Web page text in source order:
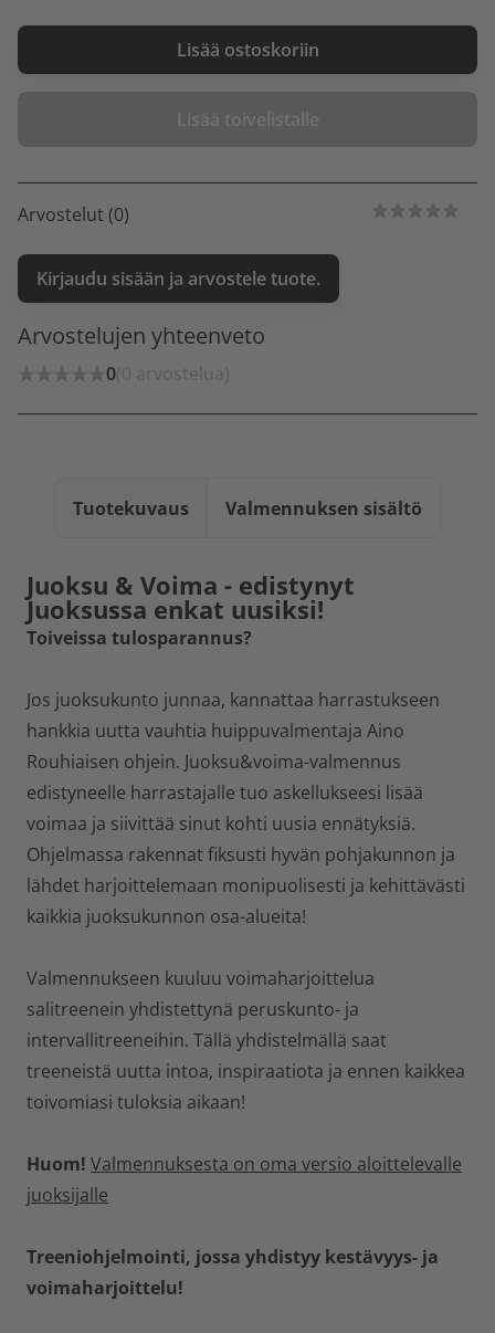
Lisää ostoskoriin
Lisää toivelistalle
Arvostelut (0)
Kirjaudu sisään ja arvostele tuote.
Arvostelujen yhteenveto
0(0 arvostelua)
Tuotekuvaus Valmennuksen sisältö
Juoksu & Voima - edistynyt
Juoksussa enkat uusiksi!
Toiveissa tulosparannus?
Jos juoksukunto junnaa, kannattaa harrastukseen
hankkia uutta vauhtia huippuvalmentaja Aino
Rouhiaisen ohjein. Juoksu&voima-valmennus
edistyneelle harrastajalle tuo askellukseesi lisää
voimaa ja siivittää sinut kohti uusia ennätyksiä.
Ohjelmassa rakennat fiksusti hyvän pohjakunnon ja
lähdet harjoittelemaan monipuolisesti ja kehittävästi
kaikkia juoksukunnon osa-alueita!
Valmennukseen kuuluu voimaharjoittelua
salitreenein yhdistettynä peruskunto- ja
intervallitreeneihin. Tällä yhdistelmällä saat
treeneistä uutta intoa, inspiraatiota ja ennen kaikkea
toivomiasi tuloksia aikaan!
Huom! Valmennuksesta on oma versio aloittelevalle
juoksijalle
Treeniohjelmointi, jossa yhdistyy kestävyys- ja
voimaharjoittelu!